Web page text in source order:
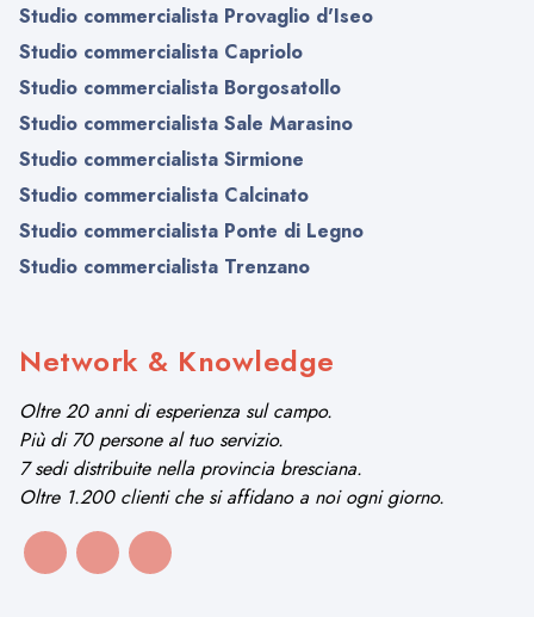
Studio commercialista Provaglio d'Iseo
Studio commercialista Capriolo
Studio commercialista Borgosatollo
Studio commercialista Sale Marasino
Studio commercialista Sirmione
Studio commercialista Calcinato
Studio commercialista Ponte di Legno
Studio commercialista Trenzano
Network & Knowledge
Oltre 20 anni di esperienza sul campo.
Più di 70 persone al tuo servizio.
7 sedi distribuite nella provincia bresciana.
Oltre 1.200 clienti che si affidano a noi ogni giorno.